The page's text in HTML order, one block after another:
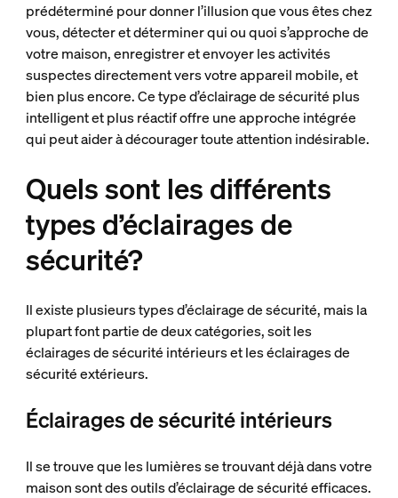
prédéterminé pour donner l’illusion que vous êtes chez
vous, détecter et déterminer qui ou quoi s’approche de
votre maison, enregistrer et envoyer les activités
suspectes directement vers votre appareil mobile, et
bien plus encore. Ce type d’éclairage de sécurité plus
intelligent et plus réactif offre une approche intégrée
qui peut aider à décourager toute attention indésirable.
Quels sont les différents
types d’éclairages de
sécurité?
Il existe plusieurs types d’éclairage de sécurité, mais la
plupart font partie de deux catégories, soit les
éclairages de sécurité intérieurs et les éclairages de
sécurité extérieurs.
Éclairages de sécurité intérieurs
Il se trouve que les lumières se trouvant déjà dans votre
maison sont des outils d’éclairage de sécurité efficaces.